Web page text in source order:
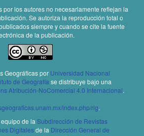
por los autores no necesariamente reflejan la
Se autoriza la reproducción total o
siempre y cuando se cite la fuente
de la publicación.
Geográficas por Universidad Nacional
de Geografía se distribuye bajo una
Atribución-NoComercial 4.0 Internacional.
index.php/rig.
de la Subdirección de Revistas
Digitalesde la Dirección General de